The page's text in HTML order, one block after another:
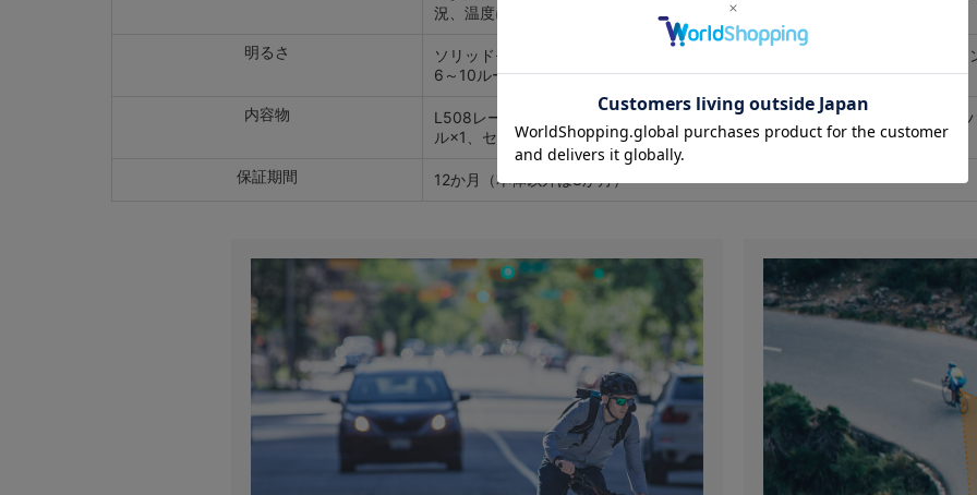
況、温度により変化します。）
明るさ
ソリッドモード20ルーメン、点滅モード20ルーメン、プロトンモード6ルー
6～10ルーメン（明るさはカスタマイズが可能）
内容物
L508レーダーテールライト×1、ラバーバンド×3、シートポストブラケット
ル×1、セーフティストラップ×1
保証期間 12か月（本体以外は3か月）